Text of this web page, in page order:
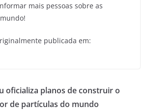
mais pessoas sobre as
publicada em:
oficializa planos de construir o
de partículas do mundo